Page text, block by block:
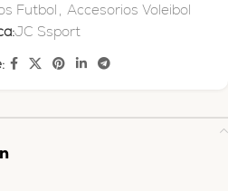
Futbol , Accesorios Voleibol
JC Ssport